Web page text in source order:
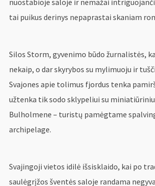
nuostabioje saloje ir nemažai
tai puikus derinys nepaprastai skaniam
Silos Storm, gyvenimo būdo žurnalistės,
nekaip, o dar skyrybos su mylimuoju ir
Svajones apie tolimus fjordus tenka
užtenka tik sodo sklypeliui su
Bulholmene – turistų pamėgtame
archipelage.
Svajingoji vietos idilė išsisklaido, kai po
saulėgrįžos šventės saloje randama